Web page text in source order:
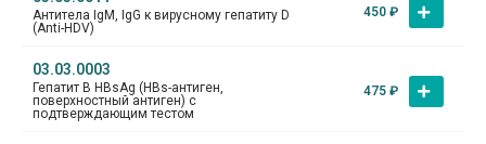
Антитела IgM, IgG к вирусному гепатиту D
(Anti-HDV)
450 ₽
03.03.0003
Гепатит В HBsAg (HBs-антиген,
поверхностный антиген) с
подтверждающим тестом
475 ₽